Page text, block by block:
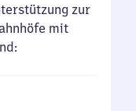
zur
mit